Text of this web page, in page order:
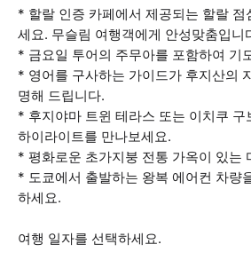
* 할랄 인증 카페에서 제공되는 할랄 점
세요. 무슬림 여행객에게 안성맞춤입니
* 금요일 투어의 주무아를 포함하여 기
* 영어를 구사하는 가이드가 후지산의
명해 드립니다.
* 후지야마 트윈 테라스 또는 이치쿠 구
하이라이트를 만나보세요.
* 평화로운 초가지붕 전통 가옥이 있는
* 도쿄에서 출발하는 왕복 에어컨 차량
하세요.
여행 일자를 선택하세요.